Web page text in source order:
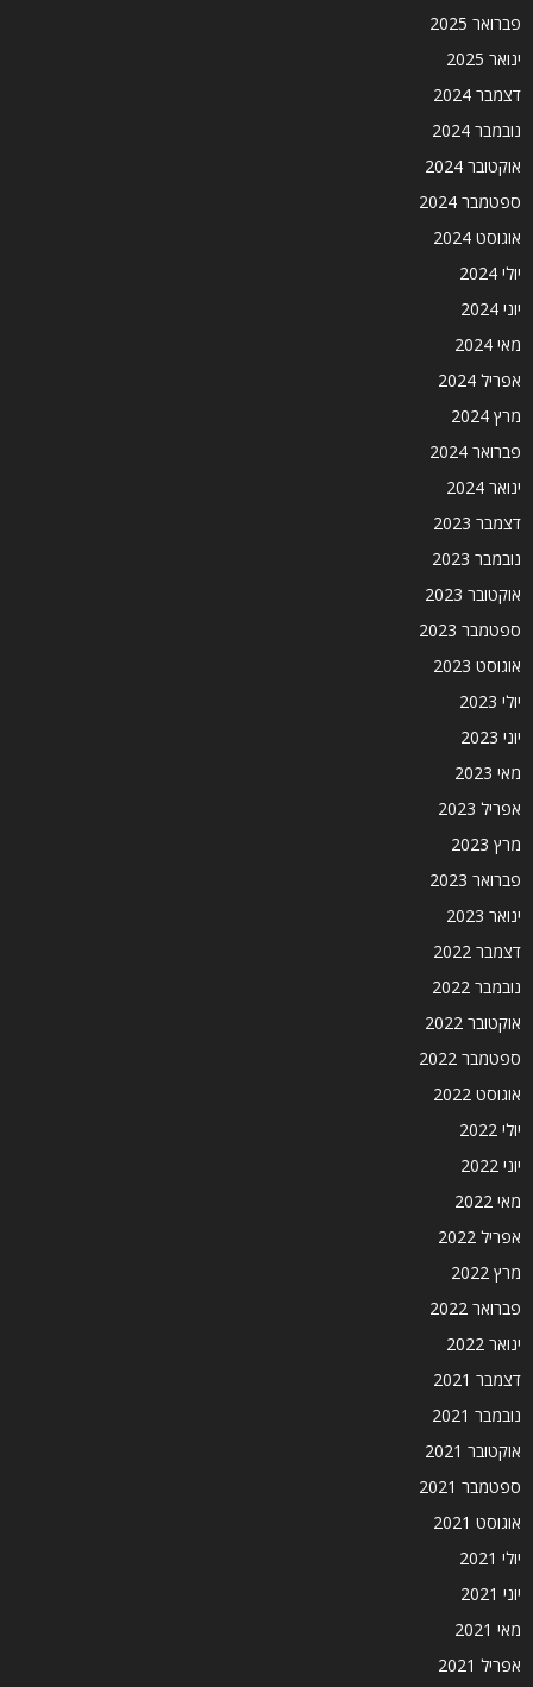
פברואר 2025
ינואר 2025
דצמבר 2024
נובמבר 2024
אוקטובר 2024
ספטמבר 2024
אוגוסט 2024
יולי 2024
יוני 2024
מאי 2024
אפריל 2024
מרץ 2024
פברואר 2024
ינואר 2024
דצמבר 2023
נובמבר 2023
אוקטובר 2023
ספטמבר 2023
אוגוסט 2023
יולי 2023
יוני 2023
מאי 2023
אפריל 2023
מרץ 2023
פברואר 2023
ינואר 2023
דצמבר 2022
נובמבר 2022
אוקטובר 2022
ספטמבר 2022
אוגוסט 2022
יולי 2022
יוני 2022
מאי 2022
אפריל 2022
מרץ 2022
פברואר 2022
ינואר 2022
דצמבר 2021
נובמבר 2021
אוקטובר 2021
ספטמבר 2021
אוגוסט 2021
יולי 2021
יוני 2021
מאי 2021
אפריל 2021